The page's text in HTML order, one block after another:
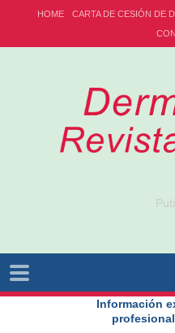
HOME CARTA DE CESIÓN DE
Información